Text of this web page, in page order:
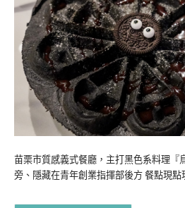
苗栗市質感義式餐廳，主打黑色系料理『
旁、隱藏在青年創業指揮部後方 餐點現